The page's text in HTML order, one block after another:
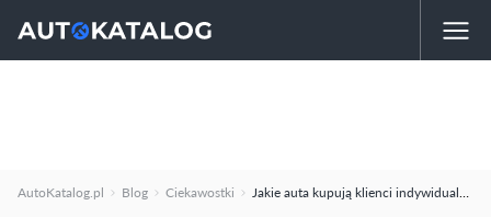
AutoKatalog.pl Blog Ciekawostki Jakie auta kupują klienci indywidualni? Aktualny ranking w Polsce